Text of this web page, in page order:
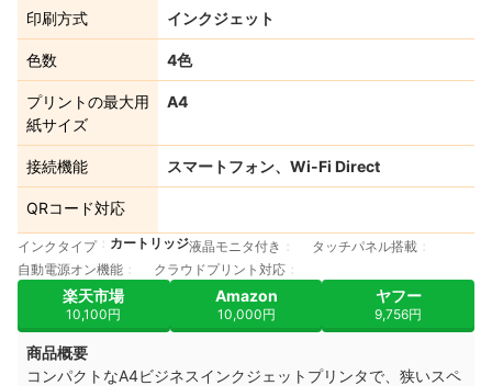
印刷方式 インクジェット
色数 4色
プリントの最大用
紙サイズ
A4
接続機能 スマートフォン、Wi-Fi Direct
QRコード対応
インクタイプ カートリッジ液晶モニタ付き
タッチパネル搭載
自動電源オン機能
クラウドプリント対応
楽天市場
10,100円
Amazon
10,000円
ヤフー
9,756円
商品概要
コンパクトなA4ビジネスインクジェットプリンタで、狭いスペ